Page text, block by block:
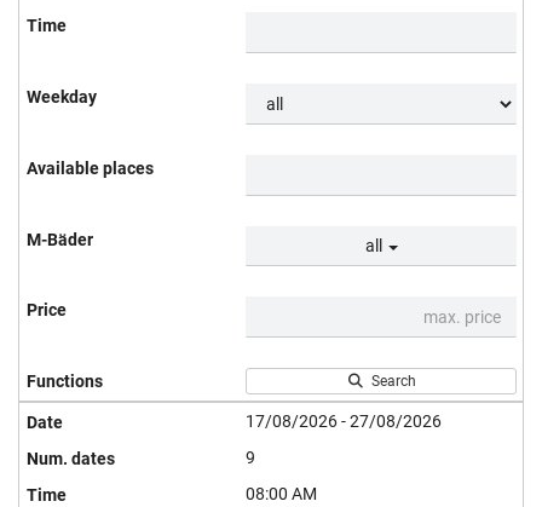
all
Search
17/08/2026 - 27/08/2026
9
08:00 AM